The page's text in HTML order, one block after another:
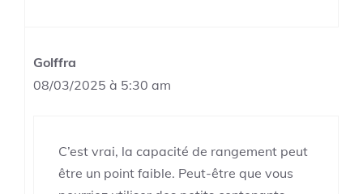
Golffra
08/03/2025 à 5:30 am
C’est vrai, la capacité de rangement peut
être un point faible. Peut-être que vous